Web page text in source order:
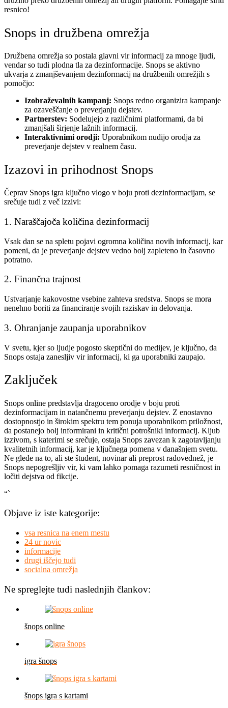
resnico!
Snops in družbena omrežja
Družbena omrežja so postala glavni vir informacij za mnoge ljudi,
vendar so tudi plodna tla za dezinformacije. Snops se aktivno
ukvarja z zmanjševanjem dezinformacij na družbenih omrežjih s
pomočjo:
Izobraževalnih kampanj: Snops redno organizira kampanje
za ozaveščanje o preverjanju dejstev.
Partnerstev: Sodelujejo z različnimi platformami, da bi
zmanjšali širjenje lažnih informacij.
Interaktivnimi orodji: Uporabnikom nudijo orodja za
preverjanje dejstev v realnem času.
Izazovi in prihodnost Snops
Čeprav Snops igra ključno vlogo v boju proti dezinformacijam, se
srečuje tudi z več izzivi:
1. Naraščajoča količina dezinformacij
Vsak dan se na spletu pojavi ogromna količina novih informacij, kar
pomeni, da je preverjanje dejstev vedno bolj zapleteno in časovno
potratno.
2. Finančna trajnost
Ustvarjanje kakovostne vsebine zahteva sredstva. Snops se mora
nenehno boriti za financiranje svojih raziskav in delovanja.
3. Ohranjanje zaupanja uporabnikov
V svetu, kjer so ljudje pogosto skeptični do medijev, je ključno, da
Snops ostaja zanesljiv vir informacij, ki ga uporabniki zaupajo.
Zaključek
Snops online predstavlja dragoceno orodje v boju proti
dezinformacijam in natančnemu preverjanju dejstev. Z enostavno
dostopnostjo in širokim spektru tem ponuja uporabnikom priložnost,
da postanejo bolj informirani in kritični potrošniki informacij. Kljub
izzivom, s katerimi se srečuje, ostaja Snops zavezan k zagotavljanju
kvalitetnih informacij, kar je ključnega pomena v današnjem svetu.
Ne glede na to, ali ste študent, novinar ali preprost radovednež, je
Snops nepogrešljiv vir, ki vam lahko pomaga razumeti resničnost in
ločiti dejstva od fikcije.
“`
Objave iz iste kategorije:
vsa resnica na enem mestu
24 ur novic
informacije
drugi iščejo tudi
socialna omrežja
Ne spreglejte tudi naslednjih člankov:
šnops online
igra šnops
šnops igra s kartami